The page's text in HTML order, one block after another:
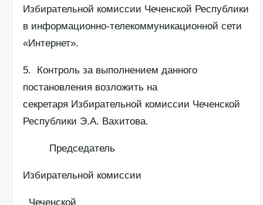
Избирательной комиссии Чеченской Республики
в информационно-телекоммуникационной сети
«Интернет».
5. Контроль за выполнением данного
постановления возложить на
секретаря Избирательной комиссии Чеченской
Республики Э.А. Вахитова.
Председатель
Избирательной комиссии
Чеченской